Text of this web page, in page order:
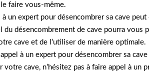
faire vous-même.
à un expert pour désencombrer sa cave
du désencombrement de cave pourra
cave et de l’utiliser de manière optimale.
à un expert pour désencombrer sa
votre cave, n’hésitez pas à faire appel à